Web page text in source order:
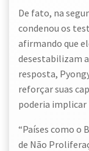
De fato, na
condenou os
afirmando que
desestabilizam
resposta,
reforçar suas
poderia implicar
“Países como o
de Não